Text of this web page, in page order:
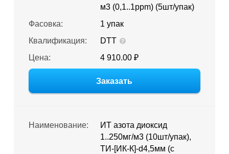
м3 (0,1..1ppm) (5шт/упак)
Фасовка:
1 упак
Квалификация:
DTT
Цена:
4 910.00 ₽
Заказать
Наименование:
ИТ азота диоксид
1..250мг/м3 (10шт/упак),
ТИ-[ИК-К]-d4,5мм (с